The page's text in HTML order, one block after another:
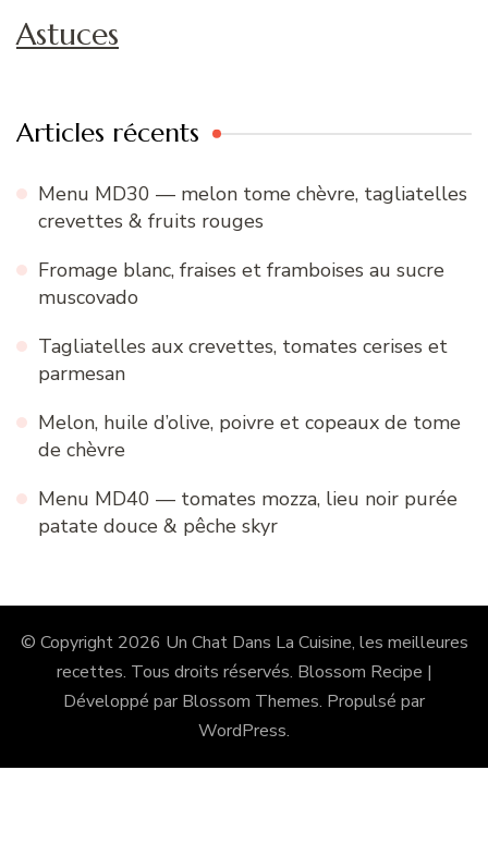
Astuces
Articles récents
Menu MD30 — melon tome chèvre, tagliatelles
crevettes & fruits rouges
Fromage blanc, fraises et framboises au sucre
muscovado
Tagliatelles aux crevettes, tomates cerises et
parmesan
Melon, huile d’olive, poivre et copeaux de tome
de chèvre
Menu MD40 — tomates mozza, lieu noir purée
patate douce & pêche skyr
© Copyright 2026 Un Chat Dans La Cuisine, les meilleures
recettes. Tous droits réservés. Blossom Recipe |
Développé par Blossom Themes. Propulsé par
WordPress.